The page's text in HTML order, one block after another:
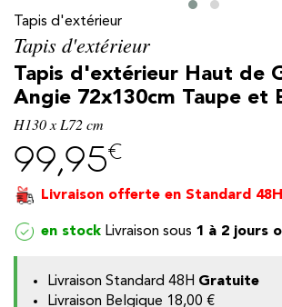
Tapis d'extérieur
Tapis d'extérieur
Tapis d'extérieur Haut de
Angie 72x130cm Taupe et
H130 x L72 cm
99,95€
Livraison offerte en Standard 48H
en stock 1 à 2 jours
Livraison Standard 48H Gratuite
Livraison Belgique 18,00 €